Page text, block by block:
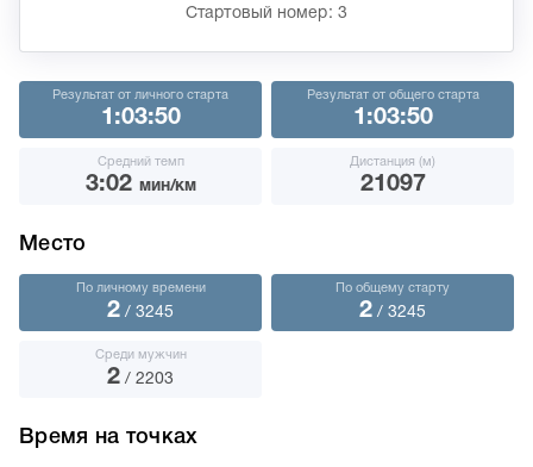
Стартовый номер: 3
Результат от личного старта
1:03:50
Результат от общего старта
1:03:50
Средний темп
3:02 мин/км
Дистанция (м)
21097
Место
По личному времени
2 / 3245
По общему старту
2 / 3245
Среди мужчин
2 / 2203
Время на точках